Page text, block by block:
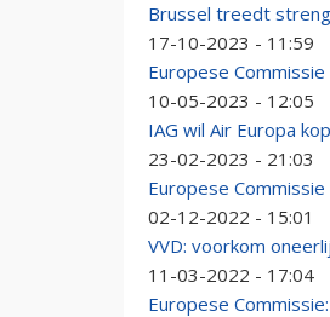
Brussel treedt
17-10-2023 - 11:59
Europese
10-05-2023 - 12:05
IAG wil Air Europa
23-02-2023 - 21:03
Europese
02-12-2022 - 15:01
VVD: voorkom
11-03-2022 - 17:04
Europese